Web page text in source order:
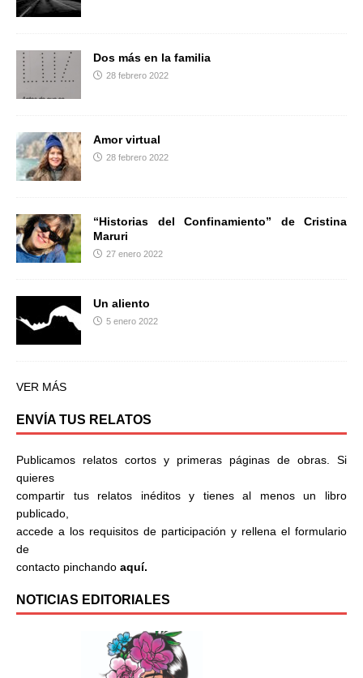
Dos más en la familia
28 febrero 2022
Amor virtual
28 febrero 2022
“Historias del Confinamiento” de Cristina
Maruri
27 enero 2022
Un aliento
5 enero 2022
VER MÁS
ENVÍA TUS RELATOS
Publicamos relatos cortos y primeras páginas de obras. Si
quieres
compartir tus relatos inéditos y tienes al menos un libro
publicado,
accede a los requisitos de participación y rellena el formulario
de
contacto pinchando aquí.
NOTICIAS EDITORIALES